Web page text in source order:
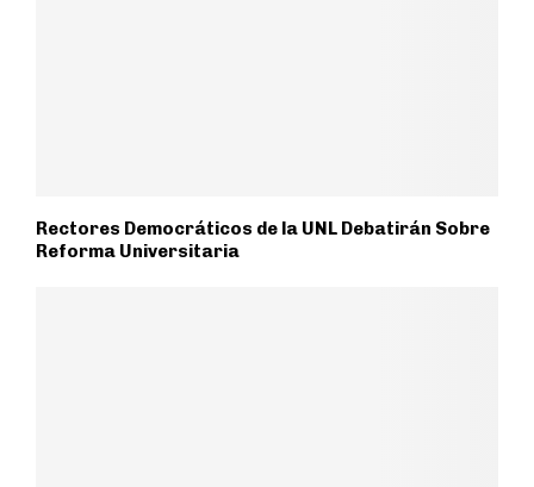
Rectores Democráticos de la UNL Debatirán Sobre
Reforma Universitaria